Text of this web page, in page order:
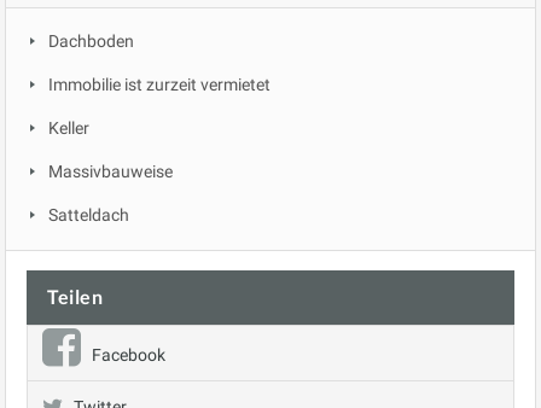
Dachboden
Immobilie ist zurzeit vermietet
Keller
Massivbauweise
Satteldach
Teilen
Facebook